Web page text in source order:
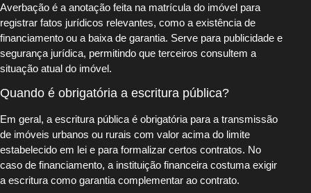
Averbação é a anotação feita na matrícula do imóvel para
registrar fatos jurídicos relevantes, como a existência de
financiamento ou a baixa de garantia. Serve para publicidade e
segurança jurídica, permitindo que terceiros consultem a
situação atual do imóvel.
Quando é obrigatória a escritura pública?
Em geral, a escritura pública é obrigatória para a transmissão
de imóveis urbanos ou rurais com valor acima do limite
estabelecido em lei e para formalizar certos contratos. No
caso de financiamento, a instituição financeira costuma exigir
a escritura como garantia complementar ao contrato.